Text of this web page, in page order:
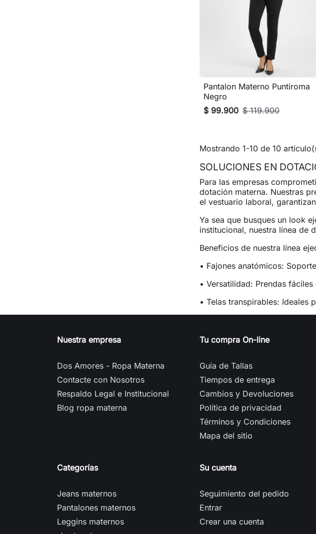
 Vista rápida
Pantalon Materno Puntiroma
Negro
$ 99.900 $ 119.900
Mostrando 1-10 de 10
SOLUCIONES EN
Para las empresas
dotación materna. Nuestras
el vestuario laboral,
Ya sea que busques un look
institucional, nuestra línea de
Beneficios de nuestra línea
• Fajones anatómicos:
• Versatilidad: Prendas
• Telas transpirables: Ideales
Nuestra empresa
Dos Amores - Ropa Materna
Contacte con Nosotros
Respaldo Legal e Institucional
Blog ropa materna
Tu compra On-line
Guía de Tallas
Tiempos de entrega
Cambios y Devoluciones
Política de privacidad
Términos y Condiciones
Mapa del sitio
Categorías
Jeans maternos
Pantalones maternos
Leggins maternos
Su cuenta
Seguimiento del pedido
Entrar
Crear una cuenta